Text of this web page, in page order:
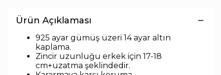
Ürün Açıklaması
925 ayar gümüş üzeri 14 ayar altın
kaplama.
Zincir uzunluğu erkek için 17-18
cm+uzatma şeklindedir.